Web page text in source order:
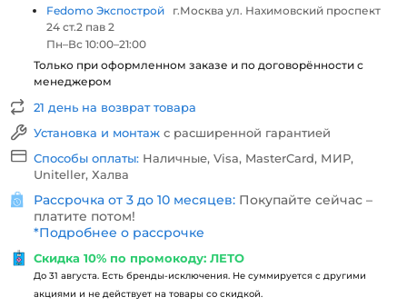
Fedomo Экспострой
г.Москва ул. Нахимовский проспект
24 ст.2 пав 2
Пн–Вс 10:00–21:00
Только при оформленном заказе и по договорённости с
менеджером
21 день на возврат товара
Установка и монтаж с расширенной гарантией
Способы оплаты: Наличные, Visa, MasterCard, МИР,
Uniteller, Халва
Рассрочка от 3 до 10 месяцев: Покупайте сейчас –
платите потом!
*Подробнее о рассрочке
Скидка 10% по промокоду: ЛЕТО
До 31 августа. Есть бренды-исключения. Не суммируется с другими
акциями и не действует на товары со скидкой.